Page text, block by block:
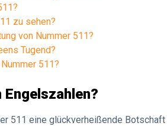
zu sehen?
von Nummer 511?
Tugend?
511?
511 eine glückverheißende